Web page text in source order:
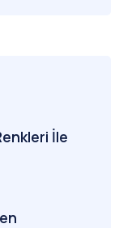
İle